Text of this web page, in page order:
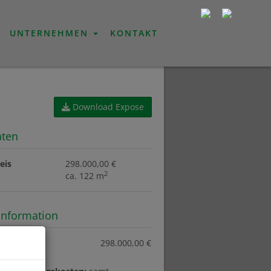
UNTERNEHMEN KONTAKT
Download Expose
298.000,00 €
ca. 122 m2
298.000,00 €